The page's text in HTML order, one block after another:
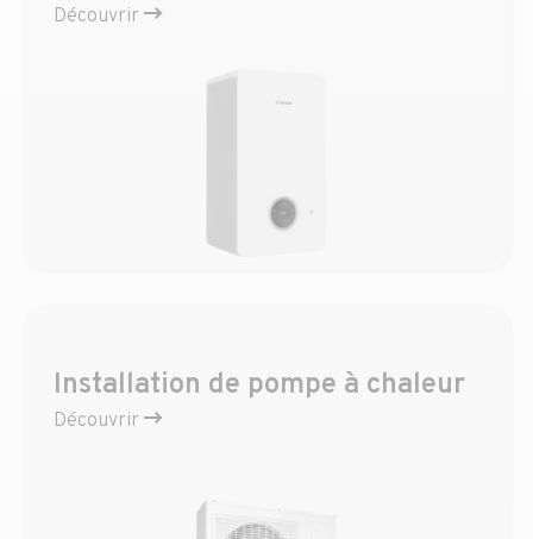
Découvrir
Installation de pompe à chaleur
Découvrir